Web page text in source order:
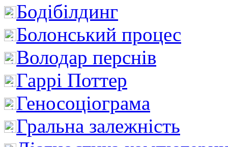
Бодібілдинг
Болонський процес
Володар перснів
Гаррі Поттер
Геносоціограма
Гральна залежність